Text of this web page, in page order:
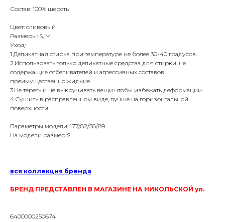
Состав: 100% шерсть
Цвет: сливовый
Размеры: S, M
Уход:
1.Деликатная стирка при температуре не более 30-40 градусов.
2.Использовать только деликатные средства для стирки, не
содержащие отбеливателей и агрессивных составов.,
преимущественно жидкие.
3.Не тереть и не выкручивать вещи чтобы избежать деформации.
4.Сушить в расправленном виде, лучше на горизонтальной
поверхности.
Параметры модели: 177/82/58/89
На модели размер S
вся коллекция бренда
БРЕНД ПРЕДСТАВЛЕН В МАГАЗИНЕ НА НИКОЛЬСКОЙ ул.
6400000250674